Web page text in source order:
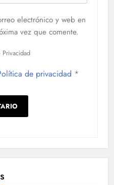
electrónico y web en
vez que comente.
de privacidad *